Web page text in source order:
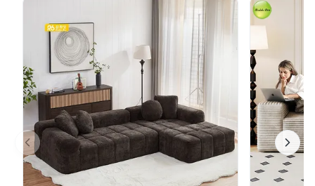
ジュースなどの汚れは濡れた布で拭き取ることができ、長
期間の使用でも色あせや変形が起こりにくいです。フレー
ムは輸入無垢材を使用し、接合部には金属製の補強コネク
タを採用しています。1席あたりの最大耐荷重は130kgで
す。ハイレッグは、1.5mmの肉厚を持つ厚手のマットメタ
ル製で、ぐらつきのない安定した耐荷重を確保していま
す。通常の使用条件下では、10〜15年間安定した性能を
維持し、高級感のある質感と長期的な耐久性を両立してい
ます。 ...